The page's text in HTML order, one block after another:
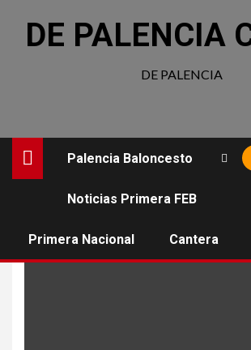
DE PALENCIA
DE PALENCIA
Palencia Baloncesto
Noticias Primera FEB
Primera Nacional Cantera